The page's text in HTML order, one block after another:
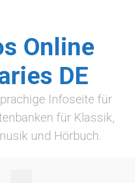
Online
DE
Infoseite für
für Klassik,
und Hörbuch.